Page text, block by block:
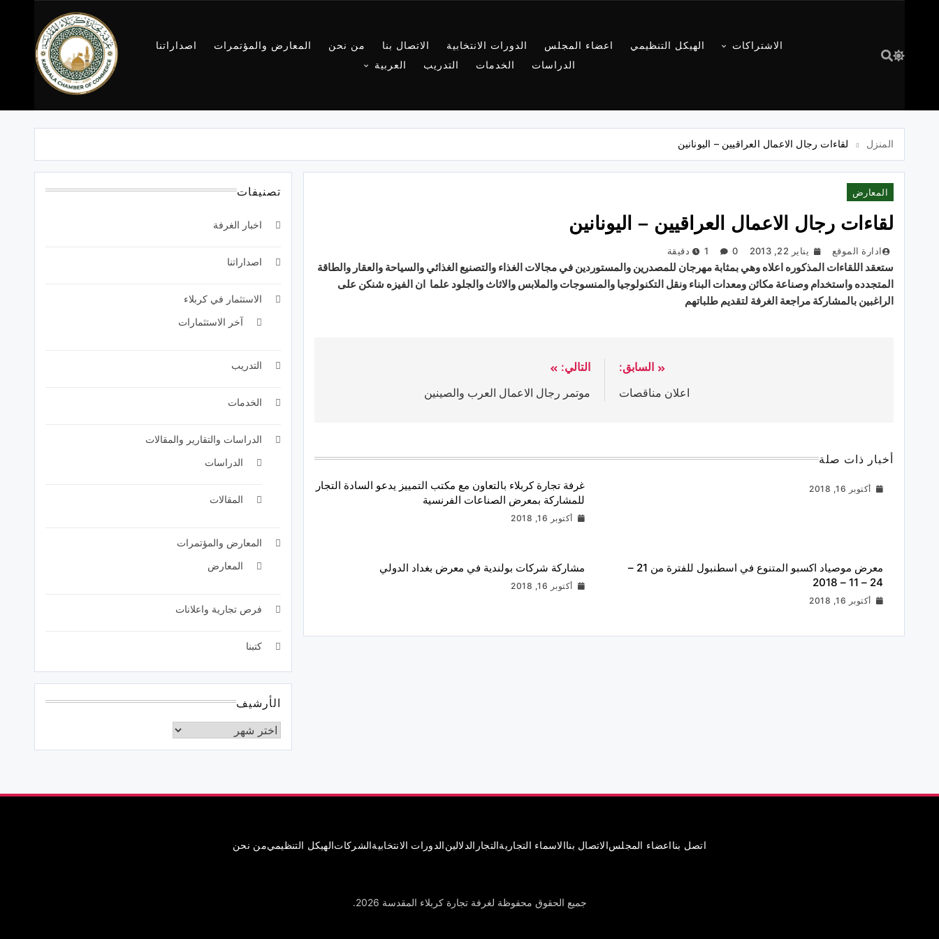
الاشتراكات الهيكل التنظيمي اعضاء المجلس الدورات الانتخابية الاتصال بنا من نحن المعارض والمؤتمرات
اصداراتنا
الدراسات
الخدمات التدريب العربية
غرفة تجارة
المنزل لقاءات رجال الاعمال العراقيين – اليونانين
المعارض
لقاءات رجال الاعمال العراقيين – اليونانين
ادارة الموقع يناير 22, 2013 0 1 دقيقة
ستعقد اللقاءات المذكوره اعلاه وهي بمثابة مهرجان للمصدرين والمستوردين في مجالات الغذاء والتصنيعالغذائي والسياحة والعقار والطاقة
المتجدده واستخدام وصناعة مكائن ومعدات البناء ونقل التكنولوجيا والمنسوجات والملابس والاثاث والجلود علما ان الفيزه شنكن على
الراغبين بالمشاركة مراجعة الغرفة لتقديم طلباتهم
السابق:
اعلان مناقصات
التالي:
موتمر رجال الاعمال العرب والصينين
أخبار ذات صلة
أكتوبر 16, 2018
غرفة تجارة كربلاء بالتعاون مع مكتب التمييز يدعو السادة التجار
للمشاركة بمعرض الصناعات الفرنسية
أكتوبر 16, 2018
معرض موصياد اكسبو المتنوع في اسطنبول للفترة من 21 –
24 – 11 – 2018
أكتوبر 16, 2018
مشاركة شركات بولندية في معرض بغداد الدولي
أكتوبر 16, 2018
تصنيفات
اخبار الغرفة
اصداراتنا
الاستثمار في كربلاء
آخر الاستثمارات
التدريب
الخدمات
الدراسات والتقارير والمقالات
الدراسات
المقالات
المعارض والمؤتمرات
المعارض
فرص تجارية واعلانات
كتبنا
الأرشيف
اتصل بنااعضاء المجلسالاتصال بناالاسماء التجاريةالتجار الدلالينالدورات الانتخابيةالشركاتالهيكل التنظيميمن نحن
جميع الحقوق محفوظة لغرفة تجارة كربلاء المقدسة 2026.